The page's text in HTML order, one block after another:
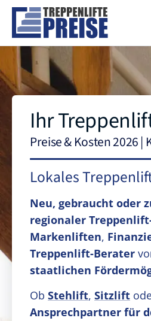
Ihr
Preise & Kosten 2026
Lokales
Neu, gebraucht oder
regionaler
Markenliften,
Treppenlift-Berater
staatlichen
Ob Stehlift, Sitzlift
Ansprechpartner für